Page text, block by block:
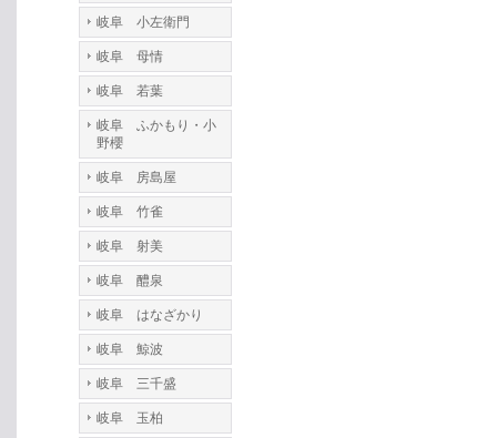
岐阜 小左衛門
岐阜 母情
岐阜 若葉
岐阜 ふかもり・小
野櫻
岐阜 房島屋
岐阜 竹雀
岐阜 射美
岐阜 醴泉
岐阜 はなざかり
岐阜 鯨波
岐阜 三千盛
岐阜 玉柏